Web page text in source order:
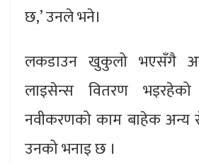
छ,’ उनले भने।
लकडाउन खुकुलो भएसँगै
लाइसेन्स वितरण
नवीकरणको काम बाहेक
उनको भनाइ छ ।